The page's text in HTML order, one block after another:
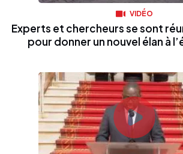
VIDÉO
Experts et chercheurs se sont
pour donner un nouvel élan à